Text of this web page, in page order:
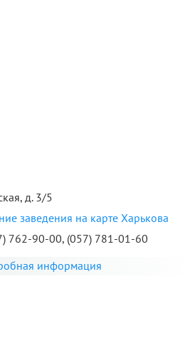
д. 3/5
заведения на карте Харькова
762-90-00, (057) 781-01-60
информация